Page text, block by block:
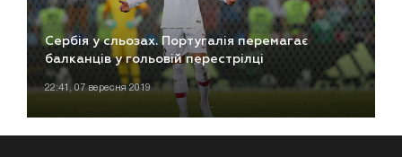
Сербія у сльозах. Португалія перемагає
балканців у гольовій перестрілці
22:41, 07 вересня 2019